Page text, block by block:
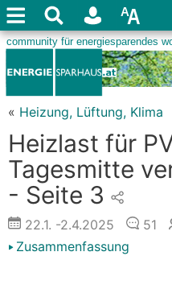
« Heizung, Lüftung, Klima
Heizlast für
Tagesmitte
- Seite 3
22.1. -2.4.2025 51
Zusammenfassung